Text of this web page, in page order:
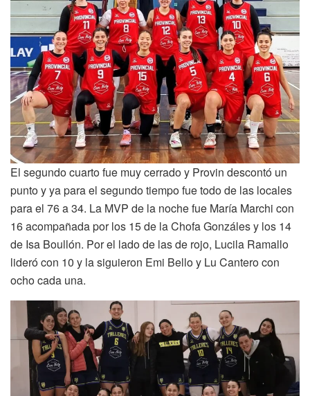
El segundo cuarto fue muy cerrado y Provin descontó un
punto y ya para el segundo tiempo fue todo de las locales
para el 76 a 34. La MVP de la noche fue María Marchi con
16 acompañada por los 15 de la Chofa Gonzáles y los 14
de Isa Boullón. Por el lado de las de rojo, Lucila Ramallo
lideró con 10 y la siguieron Emi Bello y Lu Cantero con
ocho cada una.